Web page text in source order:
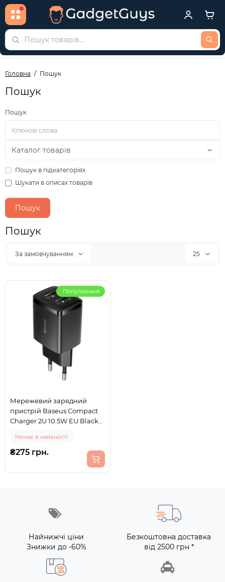
Головна Пошук
Пошук
Пошук
Пошук в підкатегоріях
Шукати в описах товарів
Пошук
За замовчуванням 25
Популярний
Мережевий зарядний
пристрій Baseus Compact
Charger 2U 10.5W EU Black
Немає в наявності
₴275 грн.
Найнижчі ціни
Знижки до -60%
Безкоштовна доставка
від 2500 грн *